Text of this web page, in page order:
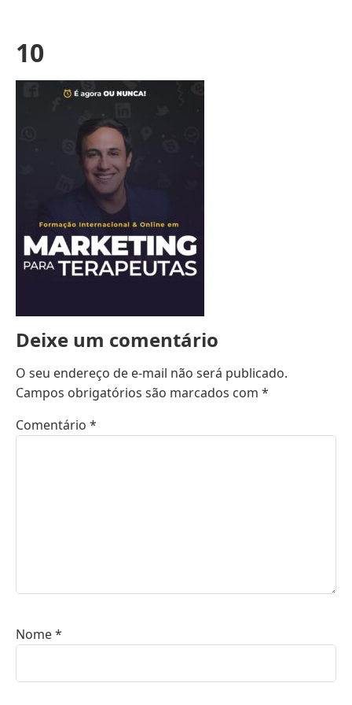
10
Deixe um comentário
O seu endereço de e-mail não será publicado.
Campos obrigatórios são marcados com *
Comentário *
Nome*